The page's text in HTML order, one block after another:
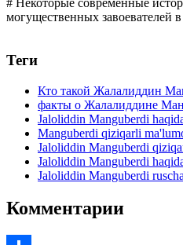
# Некоторые современные
могущественных завоевателей
Теги
Кто такой Жалалиддин
факты о Жалалиддине
Jaloliddin Manguberdi
Manguberdi qiziqarli
Jaloliddin Manguberdi
Jaloliddin Manguberdi
Jaloliddin Manguberdi
Комментарии